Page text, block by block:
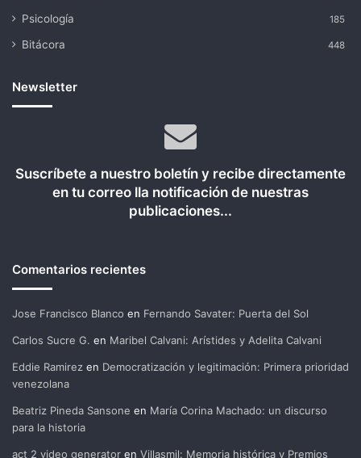
Psicología 185
Bitácora 448
Newsletter
Suscríbete a nuestro boletín y recibe directamente
en tu correo lla notificación de nuestras
publicaciones...
Comentarios recientes
Jose Francisco Blanco en Fernando Savater: Puerta del Sol
Carlos Sucre G. en Maribel Calvani: Arístides y Adelita Calvani
Eddie Ramirez en Democratización y legitimación: Primera prioridad
venezolana
Beatriz Pineda Sansone en María Corina Machado: un discurso
para la historia
act 2 video generator en Villasmil: Memoria histórica y Premios